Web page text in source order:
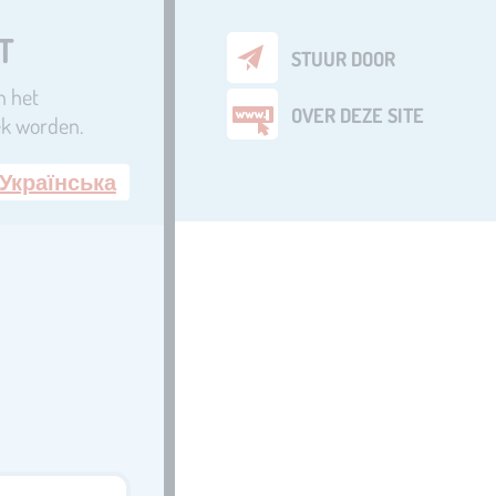
het
worden.
Українська
STUUR DOOR
OVER DEZE SITE